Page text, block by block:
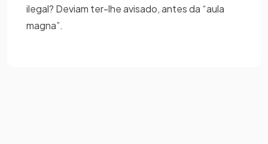
ilegal? Deviam ter-lhe avisado, antes da “aula
magna”.